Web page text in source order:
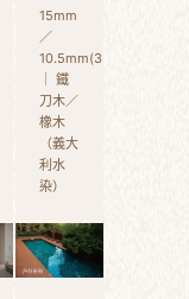
15mm
／
10.5mm(3D)
｜ 鐵
刀木／
橡木
（義大
利水
染）